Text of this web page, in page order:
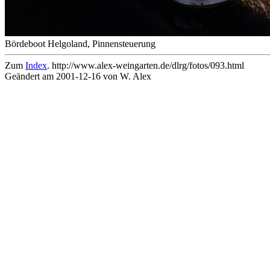
Bördeboot Helgoland, Pinnensteuerung
Zum Index. http://www.alex-weingarten.de/dlrg/fotos/093.html
Geändert am 2001-12-16 von W. Alex